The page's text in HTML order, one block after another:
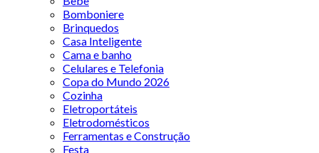
Bomboniere
Brinquedos
Casa Inteligente
Cama e banho
Celulares e Telefonia
Copa do Mundo 2026
Cozinha
Eletroportáteis
Eletrodomésticos
Ferramentas e Construção
Festa